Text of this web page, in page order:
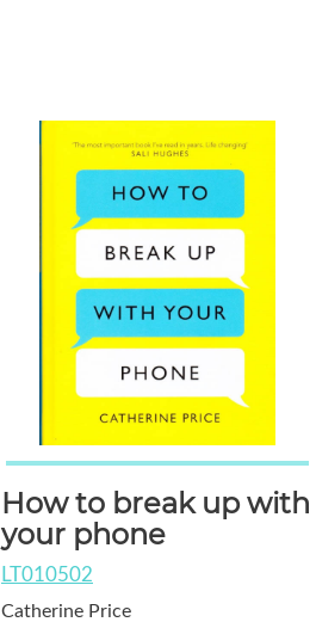
How to break up with
your phone
LT010502
Catherine Price